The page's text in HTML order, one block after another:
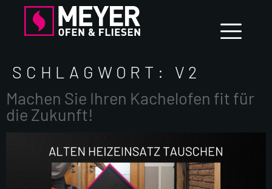
SCHLAGWORT: V2
Machen Sie Ihren Kachelofen fit für
die Zukunft!